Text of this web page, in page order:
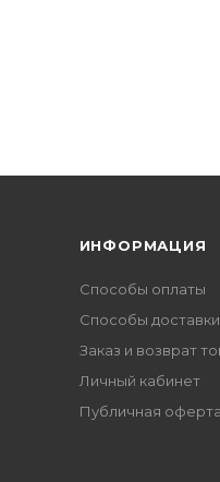
ИНФОРМАЦИЯ
Способы оплаты
Способы доставки
Заказ и возврат
Личный кабинет
Публичная оферта